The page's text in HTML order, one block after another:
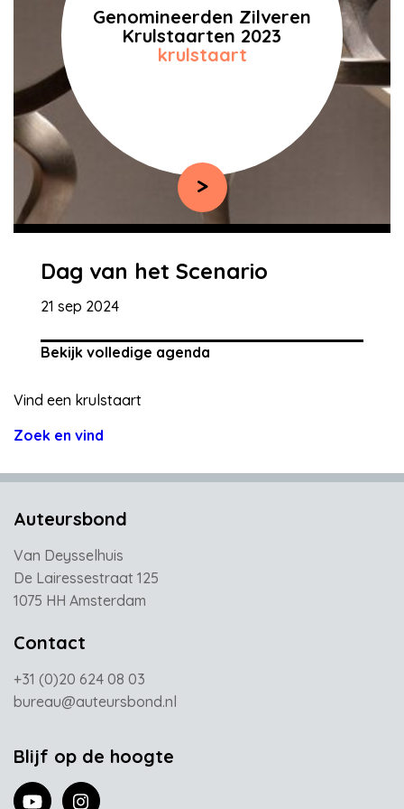
Genomineerden Zilveren
Krulstaarten 2023
krulstaart
>
Dag van het Scenario
21 sep 2024
Bekijk volledige agenda
Vind een krulstaart
Zoek en vind
Auteursbond
Van Deysselhuis
De Lairessestraat 125
1075 HH Amsterdam
Contact
+31 (0)20 624 08 03
bureau@auteursbond.nl
Blijf op de hoogte